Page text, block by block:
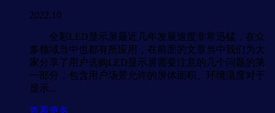
2022.10
全彩LED显示屏最近几年发展速度非常迅猛，在众
多领域当中也都有所应用，在前面的文章当中我们为大
家分享了用户选购LED显示屏需要注意的几个问题的第
一部分，包含用户场景允许的屏体面积、环境温度对于
显示...
查看更多